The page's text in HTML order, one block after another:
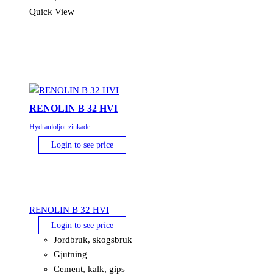
Quick View
RENOLIN B 32 HVI
Hydrauloljor zinkade
Login to see price
RENOLIN B 32 HVI
Login to see price
Jordbruk, skogsbruk
Gjutning
Cement, kalk, gips